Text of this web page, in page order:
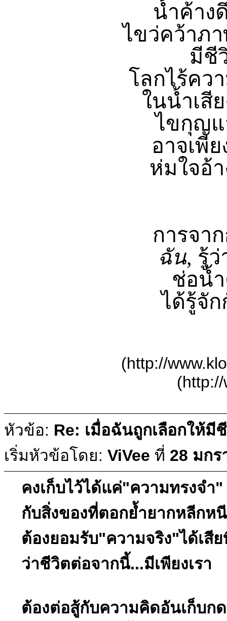
น้ำค้าง
ไขว่คว้าภ
มีชี
โลกไร้คว
ในน้ำเสี
ไขกุญแ
อาจเพี
ห่มใจอ้
การจา
ฉัน, รู้
ช่อน้
ได้รู้จั
(http://
หัวข้อ: Re: เมื่อฉันถูกเลือกให้มี
เริ่มหัวข้อโดย: ViVee ที่ 28 มกร
คงเก็บไว้ได้แค่"ความทรงจำ"
กับสิ่งของที่ตอกย้ำยากหลีกหนี
ต้องยอมรับ"ความจริง"ได้เสี
ว่าชีวิตต่อจากนี้...มีเพียงเรา
ต้องต่อสู้กับความคิดอันเก็บกด